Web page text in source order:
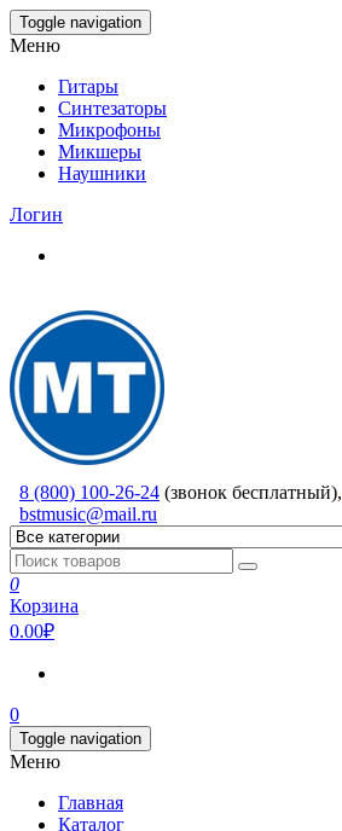
Skip
to
content
Toggle navigation
Меню
Гитары
Синтезаторы
Микрофоны
Микшеры
Наушники
Логин
8 (800) 100-26-24 (звонок бесплатный),
bstmusic@mail.ru
0
Корзина
0.00₽
0
Toggle navigation
Меню
Главная
Каталог